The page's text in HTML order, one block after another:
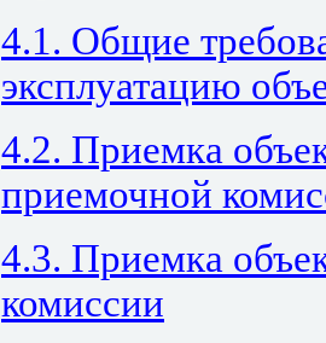
4.1. Общие
эксплуатацию
4.2. Приемка
приемочной
4.3. Приемка
комиссии